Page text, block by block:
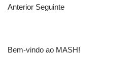
Anterior Seguinte
Bem-vindo ao MASH!